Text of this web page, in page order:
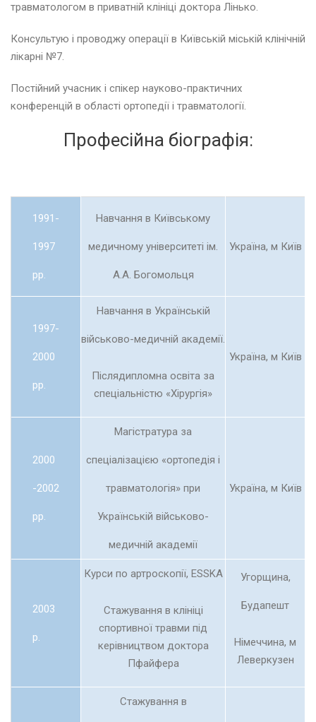
травматологом в приватній клініці доктора Лінько.
Консультую і проводжу операції в Київській міській клінічній
лікарні №7.
Постійний учасник і спікер науково-практичних
конференцій в області ортопедії і травматології.
Професійна біографія:
1991-
1997
рр.
Навчання в Київському
медичному університеті ім.
А.А. Богомольця
Україна, м Київ
1997-
2000
рр.
Навчання в Українській
військово-медичній академії.
Післядипломна освіта за
спеціальністю «Хірургія»
Україна, м Київ
2000
-2002
рр.
Магістратура за
спеціалізацією «ортопедія і
травматологія» при
Українській військово-
медичній академії
Україна, м Київ
2003
р.
Курси по артроскопії, ESSKA
Стажування в клініці
спортивної травми під
керівництвом доктора
Пфайфера
Угорщина,
Будапешт
Німеччина, м
Леверкузен
Стажування в